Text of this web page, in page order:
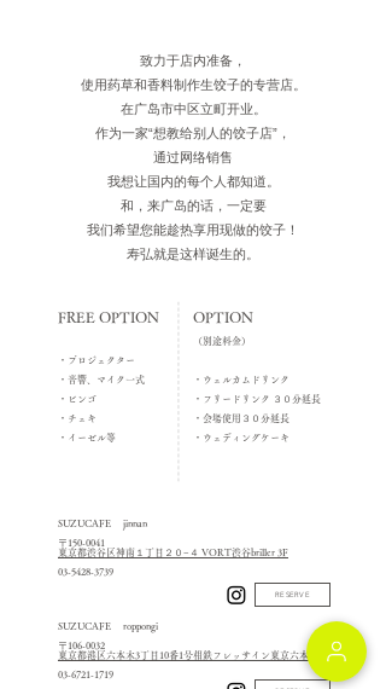
致力于店内准备，
使用药草和香料制作生饺子的专营店。
在广岛市中区立町开业。
作为一家“想教给别人的饺子店”，
通过网络销售
我想让国内的每个人都知道。
和， 来广岛的话，一定要
我们希望您能趁热享用现做的饺子！
寿弘就是这样诞生的。
FREE OPTION
・プロジェクター
・音響、マイク一式
・ビンゴ
・チェキ
​・イーゼル等
OPTION
（ 別途料金）
・ウェルカムドリンク
・フリードリンク ３０分延長
・会場使用３０分延長
​・ウェディングケーキ
SUZUCAFE jinnan
〒150-0041
東京都渋谷区神南１丁目２０−４ VORT渋谷briller 3F
03-5428-3739
RESERVE
SUZUCAFE roppongi
〒106-0032
東京都港区六本木3丁目10番1号相鉄フレッサイン東京六本木1F
03-6721-1719